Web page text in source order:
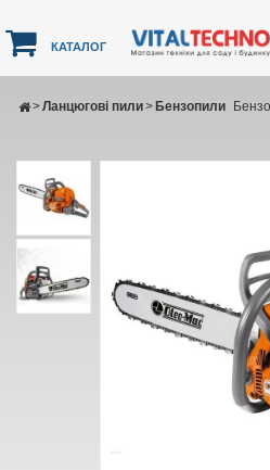
КАТАЛОГ
Ланцюгові пили
> Бензопили
>